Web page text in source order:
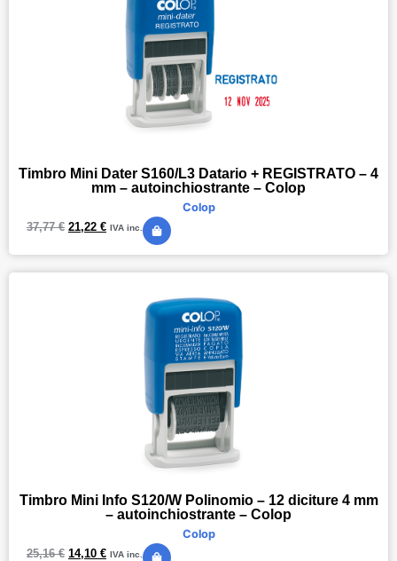
Timbro Mini Dater S160/L3 Datario + REGISTRATO – 4
mm – autoinchiostrante – Colop
Colop
37,77€ 21,22 € IVA inc.
Timbro Mini Info S120/W Polinomio – 12 diciture 4 mm
– autoinchiostrante – Colop
Colop
25,16€ 14,10 € IVA inc.